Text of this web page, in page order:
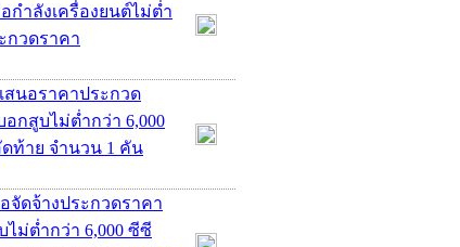
กำลังเครื่องยนต์ไม่ต่ำ
กวดราคา
สนอราคาประกวด
กสูบไม่ต่ำกว่า 6,000
ท้าย จำนวน 1 คัน
จัดจ้างประกวดราคา
ม่ต่ำกว่า 6,000 ซีซี